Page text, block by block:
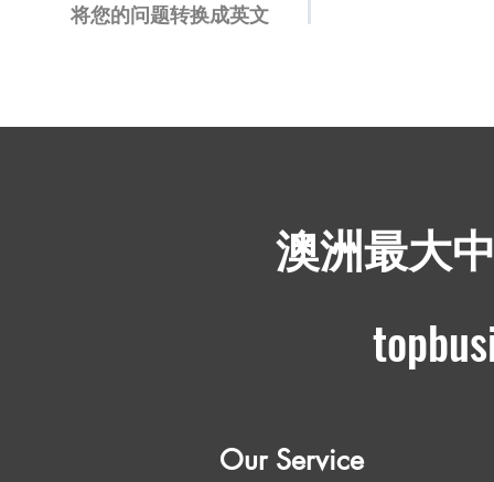
将您的问题转换成英文
澳洲最大
Our Service